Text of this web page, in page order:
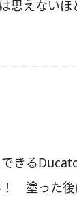
思えない
きる
塗った後